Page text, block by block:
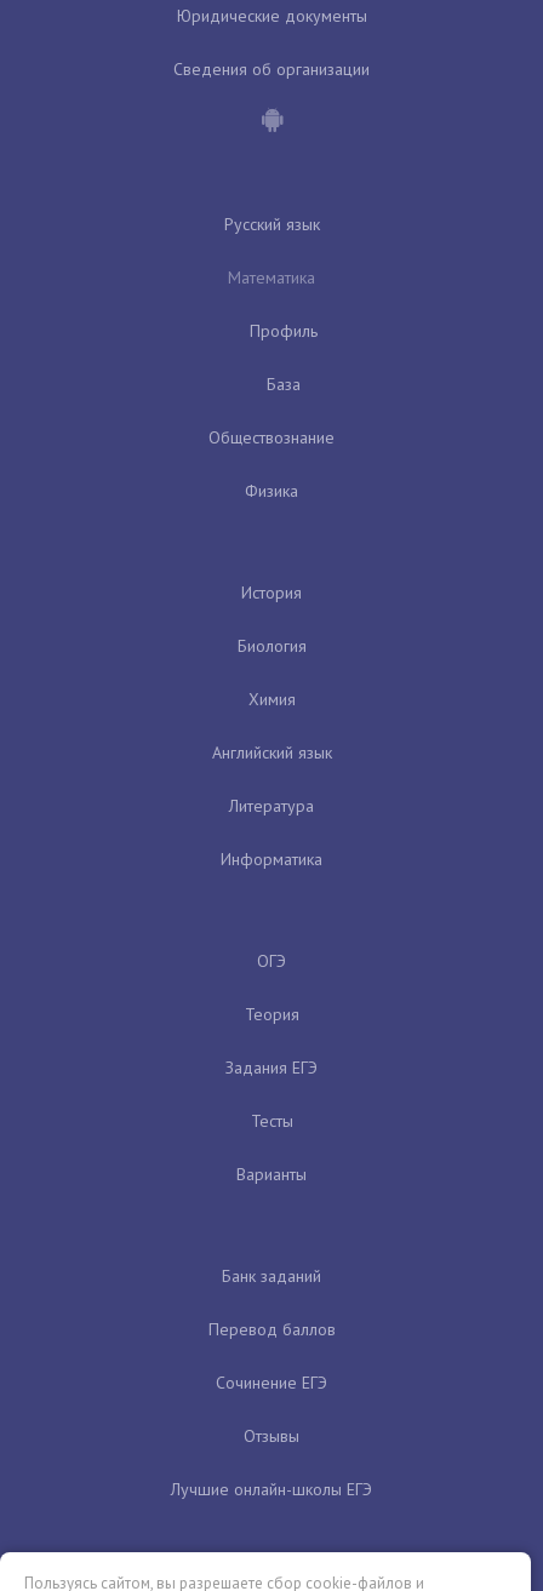
Юридические документы
Сведения об организации
Русский язык
Математика
Профиль
База
Обществознание
Физика
История
Биология
Химия
Английский язык
Литература
Информатика
ОГЭ
Теория
Задания ЕГЭ
Тесты
Варианты
Банк заданий
Перевод баллов
Сочинение ЕГЭ
Отзывы
Лучшие онлайн-школы ЕГЭ
Пользуясь сайтом, вы разрешаете сбор cookie-файлов и